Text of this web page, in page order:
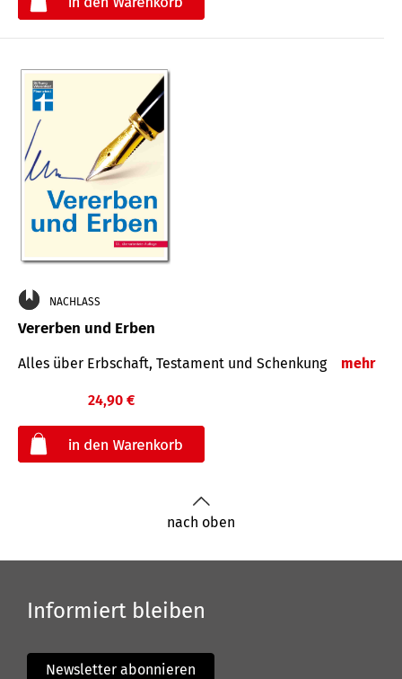
NACHLASS
Vererben und Erben
Alles über Erbschaft, Testament und Schenkung mehr
24,90 €
nach oben
Informiert bleiben
Newsletter abonnieren